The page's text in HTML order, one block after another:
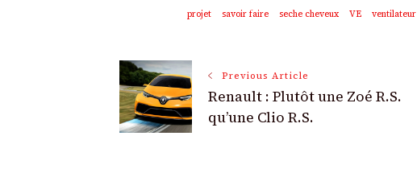
projet
savoir faire seche cheveux VE ventilateur
Post
Navigation
Previous Article
Renault : Plutôt une Zoé R.S.
qu’une Clio R.S.